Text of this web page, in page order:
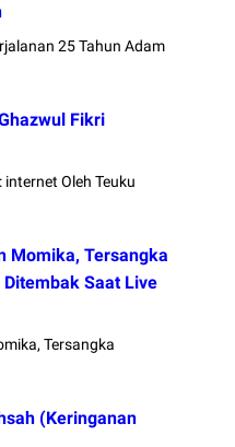
25 Tahun Adam
Fikri
Oleh Teuku
Momika, Tersangka
Saat Live
Tersangka
(Keringanan